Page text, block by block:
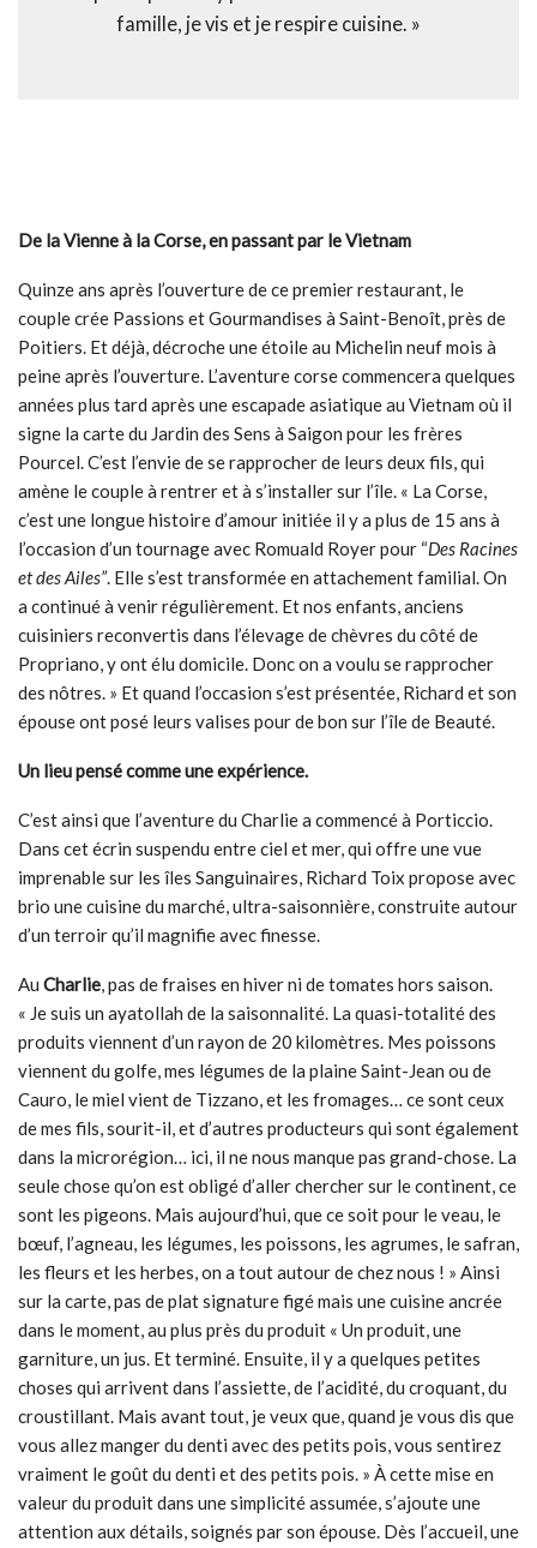
famille, je vis et je respire cuisine. »
De la Vienne à la Corse, en passant par le Vietnam
Quinze ans après l’ouverture de ce premier restaurant, le
couple crée Passions et Gourmandises à Saint-Benoît, près de
Poitiers. Et déjà, décroche une étoile au Michelin neuf mois à
peine après l’ouverture. L’aventure corse commencera quelques
années plus tard après une escapade asiatique au Vietnam où il
signe la carte du Jardin des Sens à Saigon pour les frères
Pourcel. C’est l’envie de se rapprocher de leurs deux fils, qui
amène le couple à rentrer et à s’installer sur l’île. « La Corse,
c’est une longue histoire d’amour initiée il y a plus de 15 ans à
l’occasion d’un tournage avec Romuald Royer pour “Des Racines
et des Ailes”. Elle s’est transformée en attachement familial. On
a continué à venir régulièrement. Et nos enfants, anciens
cuisiniers reconvertis dans l’élevage de chèvres du côté de
Propriano, y ont élu domicile. Donc on a voulu se rapprocher
des nôtres. » Et quand l’occasion s’est présentée, Richard et son
épouse ont posé leurs valises pour de bon sur l’île de Beauté.
Un lieu pensé comme une expérience.
C’est ainsi que l’aventure du Charlie a commencé à Porticcio.
Dans cet écrin suspendu entre ciel et mer, qui offre une vue
imprenable sur les îles Sanguinaires, Richard Toix propose avec
brio une cuisine du marché, ultra-saisonnière, construite autour
d’un terroir qu’il magnifie avec finesse.
Au Charlie, pas de fraises en hiver ni de tomates hors saison.
« Je suis un ayatollah de la saisonnalité. La quasi-totalité des
produits viennent d’un rayon de 20 kilomètres. Mes poissons
viennent du golfe, mes légumes de la plaine Saint-Jean ou de
Cauro, le miel vient de Tizzano, et les fromages… ce sont ceux
de mes fils, sourit-il, et d’autres producteurs qui sont également
dans la microrégion… ici, il ne nous manque pas grand-chose. La
seule chose qu’on est obligé d’aller chercher sur le continent, ce
sont les pigeons. Mais aujourd’hui, que ce soit pour le veau, le
bœuf, l’agneau, les légumes, les poissons, les agrumes, le safran,
les fleurs et les herbes, on a tout autour de chez nous ! » Ainsi
sur la carte, pas de plat signature figé mais une cuisine ancrée
dans le moment, au plus près du produit « Un produit, une
garniture, un jus. Et terminé. Ensuite, il y a quelques petites
choses qui arrivent dans l’assiette, de l’acidité, du croquant, du
croustillant. Mais avant tout, je veux que, quand je vous dis que
vous allez manger du denti avec des petits pois, vous sentirez
vraiment le goût du denti et des petits pois. » À cette mise en
valeur du produit dans une simplicité assumée, s’ajoute une
attention aux détails, soignés par son épouse. Dès l’accueil, une